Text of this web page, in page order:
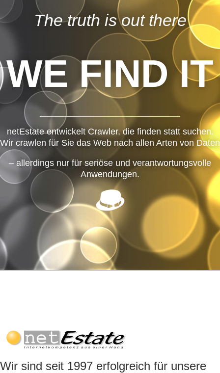
The truth is out there
WE FIND IT
netEstate entwickelt Crawler, die finden statt suchen.
Wir crawlen für Sie das Web nach allen Arten von Daten
– allerdings nur für seriöse und verantwortungsvolle
Anwendungen.
Wir sind seit 1997 erfolgreich für unsere